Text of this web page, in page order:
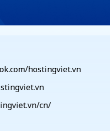
hostingviet.vn
cn/